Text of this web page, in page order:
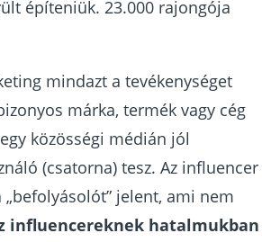
építeniük. 23.000 rajongója
mindazt a tevékenységet
márka, termék vagy cég
közösségi médián jól
(csatorna) tesz. Az influencer
jelent, ami nem
influencereknek hatalmukban